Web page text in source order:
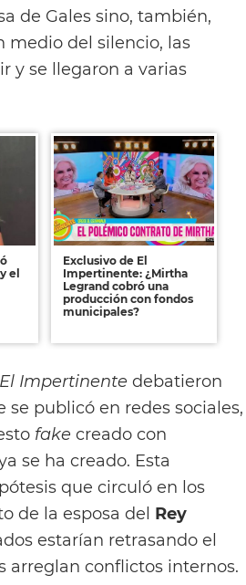
de Gales sino, también,
medio del silencio, las
y se llegaron a varias
el
Exclusivo de El
Impertinente: ¿Mirtha
Legrand cobró una
producción con fondos
municipales?
El Impertinente debatieron
se publicó en redes sociales,
fake creado con
se ha creado. Esta
que circuló en los
de la esposa del Rey
estarían retrasando el
arreglan conflictos internos.